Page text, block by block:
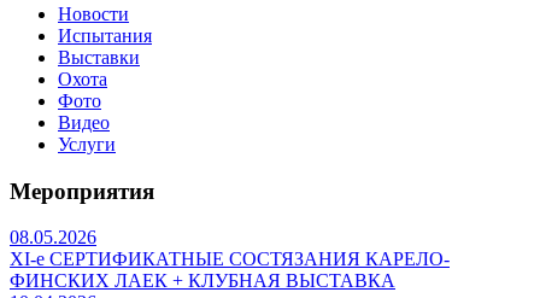
Новости
Испытания
Выставки
Охота
Фото
Видео
Услуги
Мероприятия
08.05.2026
ХI-е СЕРТИФИКАТНЫЕ СОСТЯЗАНИЯ КАРЕЛО-
ФИНСКИХ ЛАЕК + КЛУБНАЯ ВЫСТАВКА